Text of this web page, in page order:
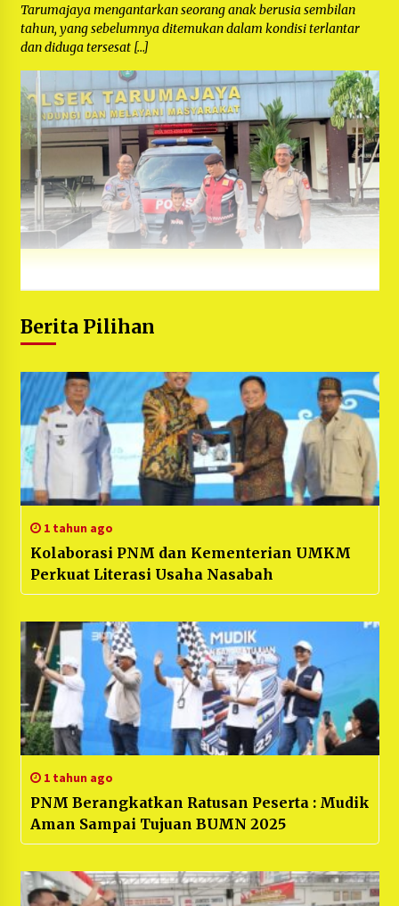
Tarumajaya mengantarkan seorang anak berusia sembilan
tahun, yang sebelumnya ditemukan dalam kondisi terlantar
dan diduga tersesat […]
Berita Pilihan
1 tahun ago
Kolaborasi PNM dan Kementerian UMKM
Perkuat Literasi Usaha Nasabah
1 tahun ago
PNM Berangkatkan Ratusan Peserta : Mudik
Aman Sampai Tujuan BUMN 2025